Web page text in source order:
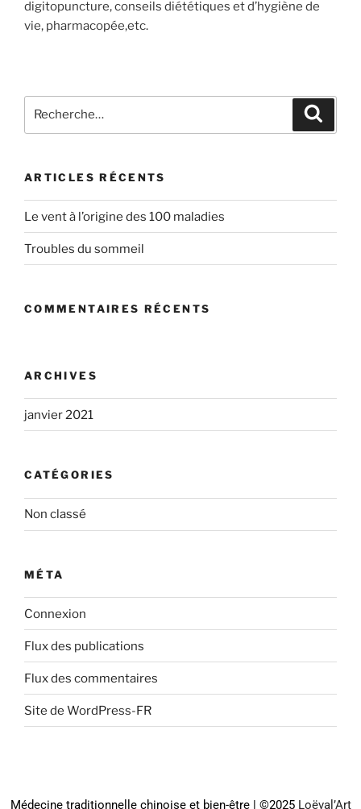
digitopuncture, conseils diététiques et d’hygiène de
vie, pharmacopée,etc.
ARTICLES RÉCENTS
Le vent à l’origine des 100 maladies
Troubles du sommeil
COMMENTAIRES RÉCENTS
ARCHIVES
janvier 2021
CATÉGORIES
Non classé
MÉTA
Connexion
Flux des publications
Flux des commentaires
Site de WordPress-FR
Médecine traditionnelle chinoise et bien-être | ©2025 Loëval’Art